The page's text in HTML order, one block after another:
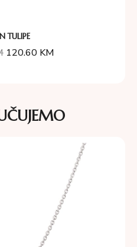
TULIPE
120.60 KM